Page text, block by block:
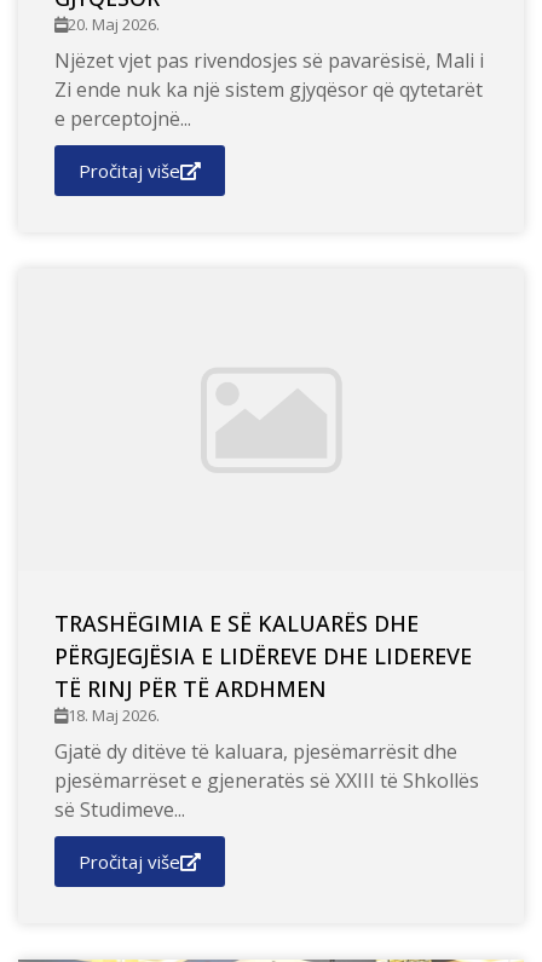
20. Maj 2026.
Njëzet vjet pas rivendosjes së pavarësisë, Mali i
Zi ende nuk ka një sistem gjyqësor që qytetarët
e perceptojnë...
Pročitaj više
TRASHËGIMIA E SË KALUARËS DHE
PËRGJEGJËSIA E LIDËREVE DHE LIDEREVE
TË RINJ PËR TË ARDHMEN
18. Maj 2026.
Gjatë dy ditëve të kaluara, pjesëmarrësit dhe
pjesëmarrëset e gjeneratës së XXIII të Shkollës
së Studimeve...
Pročitaj više